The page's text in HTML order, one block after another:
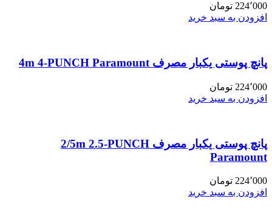
224٬000 تومان
افزودن به سبد خرید
پانچ پوستی یکبار مصرف 4m 4-PUNCH Paramount
224٬000 تومان
افزودن به سبد خرید
پانچ پوستی یکبار مصرف 2/5m 2.5-PUNCH
Paramount
224٬000 تومان
افزودن به سبد خرید